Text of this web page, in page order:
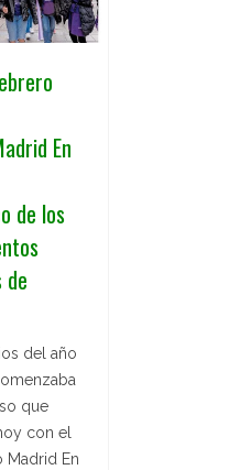
En
de los
de
del año
que
con el
Madrid En